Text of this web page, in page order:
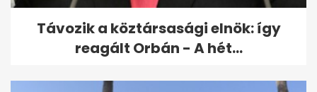
Távozik a köztársasági elnök: így
reagált Orbán - A hét...